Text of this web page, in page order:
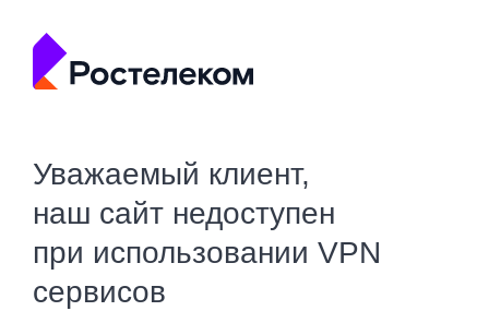
Уважаемый клиент,
наш сайт недоступен
при использовании VPN
сервисов